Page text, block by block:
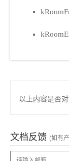
以上内容是否对
文档反馈 (如有